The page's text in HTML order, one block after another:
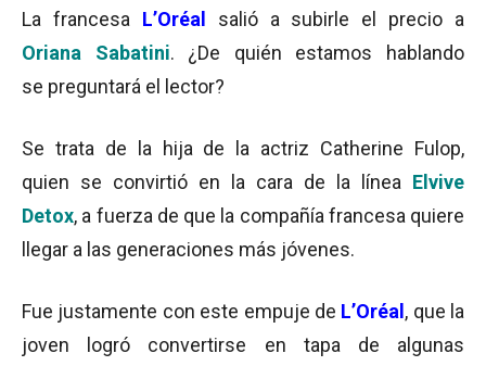
La francesa L’Oréal
salió a subirle el precio a
Oriana Sabatini. ¿De quién estamos hablando
se preguntará el lector?
Se trata de la hija de la actriz Catherine Fulop,
quien se convirtió en la cara de la línea Elvive
Detox, a fuerza de que la compañía francesa quiere
llegar a las generaciones más jóvenes.
Fue justamente con este empuje de L’Oréal , que la
joven logró convertirse en tapa de algunas